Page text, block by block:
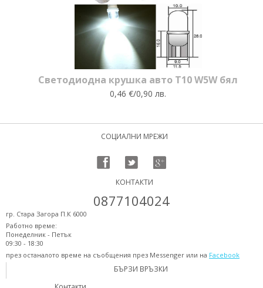
Светодиодна крушка авто T10 W5W бял
0,46 €/0,90 лв.
СОЦИАЛНИ МРЕЖИ
КОНТАКТИ
0877104024
гр. Стара Загора П.К 6000
Работно време:
Понеделник - Петък
09:30 - 18:30
през останалото време на съобщения през Messenger или на Facebook
БЪРЗИ ВРЪЗКИ